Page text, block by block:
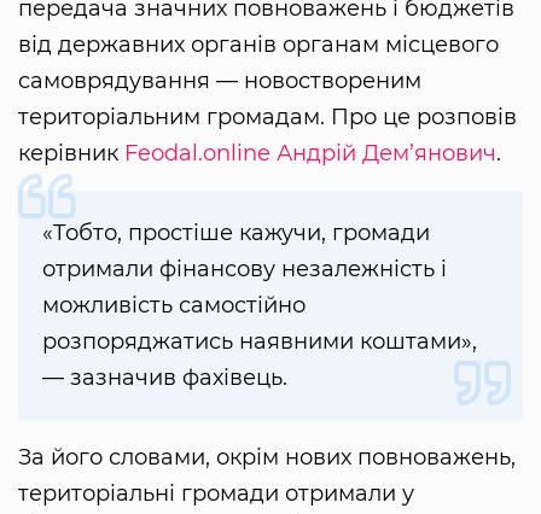
передача значних повноважень і бюджетів
від державних органів органам місцевого
самоврядування — новоствореним
територіальним громадам. Про це розповів
керівник Feodal.online Андрій Дем’янович.
«Тобто, простіше кажучи, громади
отримали фінансову незалежність і
можливість самостійно
розпоряджатись наявними коштами»,
— зазначив фахівець.
За його словами, окрім нових повноважень,
територіальні громади отримали у